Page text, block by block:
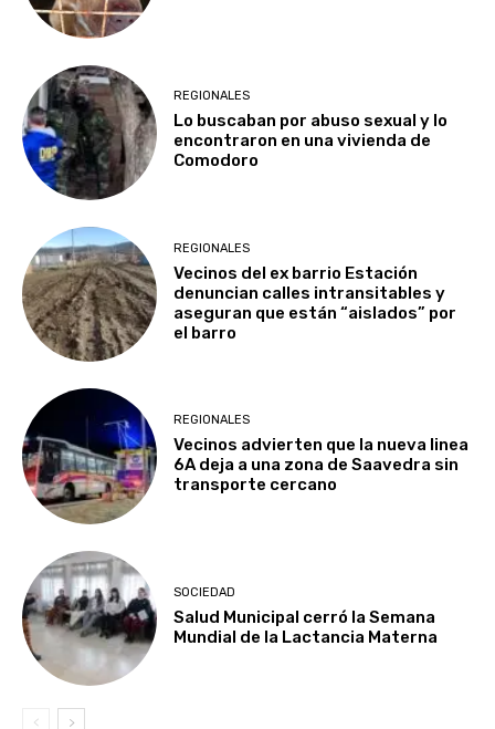
REGIONALES
Lo buscaban por abuso sexual y lo
encontraron en una vivienda de
Comodoro
REGIONALES
Vecinos del ex barrio Estación
denuncian calles intransitables y
aseguran que están “aislados” por
el barro
REGIONALES
Vecinos advierten que la nueva linea
6A deja a una zona de Saavedra sin
transporte cercano
SOCIEDAD
Salud Municipal cerró la Semana
Mundial de la Lactancia Materna